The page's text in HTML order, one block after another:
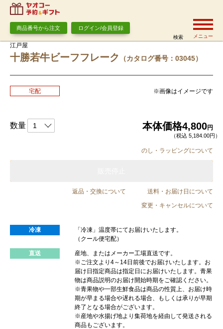
商品番号から注文 ログイン/会員登録
検索 メニュー
江戸屋
十勝若牛ビーフフレーク （カタログ番号：03045）
宅配 ※画像はイメージです
数量 本体価格4,800円
（税込 5,184.00円）
のし・ラッピングについて
返品・交換について
送料・お届け日について
変更・キャンセルについて
冷凍
「冷凍」温度帯にてお届けいたします。
（クール便宅配）
直送
産地、またはメーカー工場直送です。
※ご注文より4～14日前後でお届けいたします。お
届け日指定商品は指定日にお届けいたします。青果
物は商品説明のお届け開始時期をご確認ください。
※青果物や一部生鮮食品は商品の性質上、お届け時
期が早まる場合や遅れる場合、もしくは承りが早期
終了となる場合がございます。
※産地や水揚げ地より集荷地を経由して発送される
商品もございます。